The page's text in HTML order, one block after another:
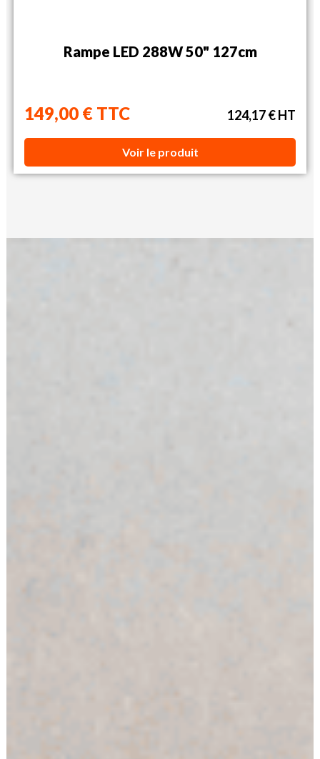
Rampe LED 288W 50" 127cm
149,00 € TTC 124,17 € HT
Voir le produit